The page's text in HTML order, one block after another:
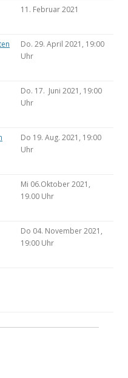
11. Februar 2021
Do. 29. April 2021, 19:00
Uhr
Do. 17. Juni 2021, 19:00
Uhr
Do 19. Aug. 2021, 19:00
Uhr
Mi 06.Oktober 2021,
19.00 Uhr
Do 04. November 2021,
19:00 Uhr